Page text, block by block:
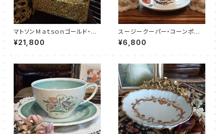
マトソンＭａｔｓｏｎゴールド・ジ
ュエリーボックス（MTJB002
6）
¥21,800
スージークーパー・コーンポピ
ー・カップ＆ソーサー（SCCP01
08）
¥6,800